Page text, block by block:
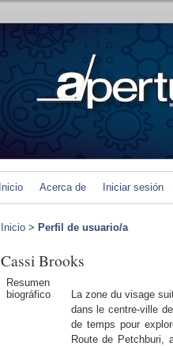
Inicio Acerca de Iniciar sesión
Inicio > Perfil de usuario/a
Cassi Brooks
Resumen
biográfico
La zone du visage
dans le centre-ville
de temps pour
Route de Petchburi,